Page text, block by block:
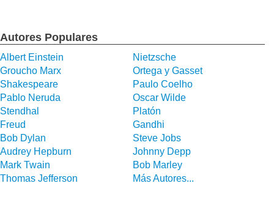
Autores Populares
Albert Einstein
Nietzsche
Groucho Marx
Ortega y Gasset
Shakespeare
Paulo Coelho
Pablo Neruda
Oscar Wilde
Stendhal
Platón
Freud
Gandhi
Bob Dylan
Steve Jobs
Audrey Hepburn
Johnny Depp
Mark Twain
Bob Marley
Thomas Jefferson
Más Autores...